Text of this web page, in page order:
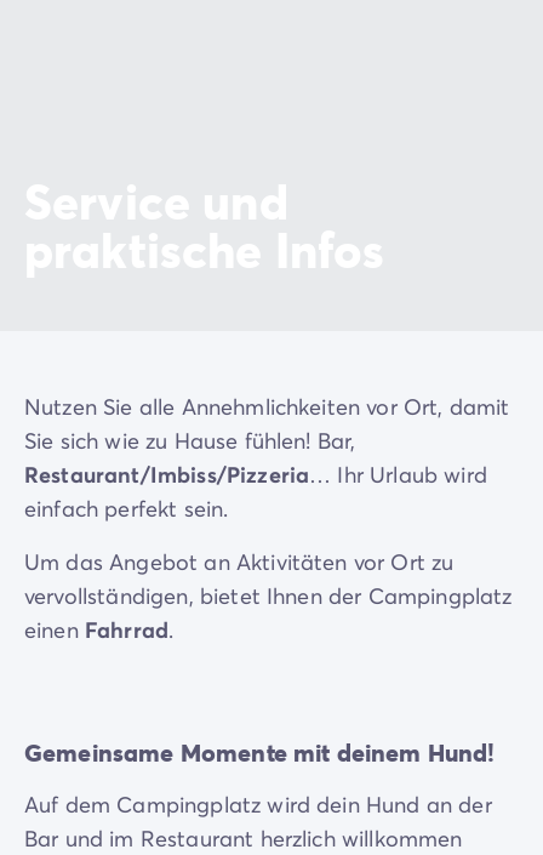
Nutzen Sie alle Annehmlichkeiten vor Ort, damit
Sie sich wie zu Hause fühlen! Bar,
Restaurant/Imbiss/Pizzeria… Ihr Urlaub wird
einfach perfekt sein.
Um das Angebot an Aktivitäten vor Ort zu
vervollständigen, bietet Ihnen der Campingplatz
einen Fahrrad.
Gemeinsame Momente mit deinem Hund!
Auf dem Campingplatz wird dein Hund an der
Bar und im Restaurant herzlich willkommen